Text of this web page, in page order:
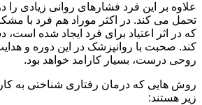
علاوه بر این فرد فشارهای روانی زیادی را
تحمل می کند. در اکثر موراد هم فرد با
که در اثر اعتیاد برای فرد ایجاد شده
کند. صحبت با روانپزشک در این دوره و
روحی درست، بسیار کارامد خواهد بود.
روش هایی که درمان رفتاری شناختی به
زیر هستند: